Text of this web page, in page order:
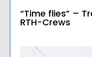
“Time flies” –
RTH-Crews